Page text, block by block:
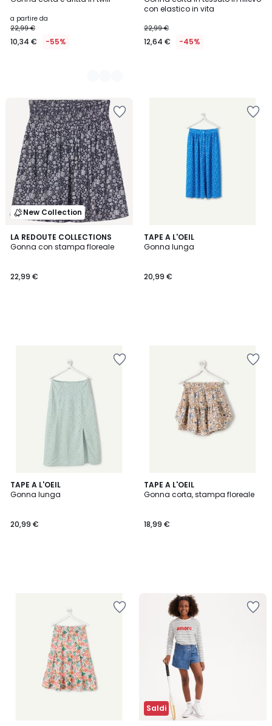
a partire da
22,99 €
10,34 € -55%
Colori
con elastico in vita
22,99 €
12,64 € -45%
New Collection
LA REDOUTE COLLECTIONS
Gonna con stampa floreale
22,99 €
TAPE A L'OEIL
Gonna lunga
20,99 €
TAPE A L'OEIL
Gonna lunga
20,99 €
TAPE A L'OEIL
Gonna corta, stampa floreale
18,99 €
Saldi